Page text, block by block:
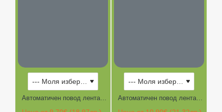
-26% -26%
Автоматичен повод лента двуцветен TECH XCHO 5 м, до 15 кг.